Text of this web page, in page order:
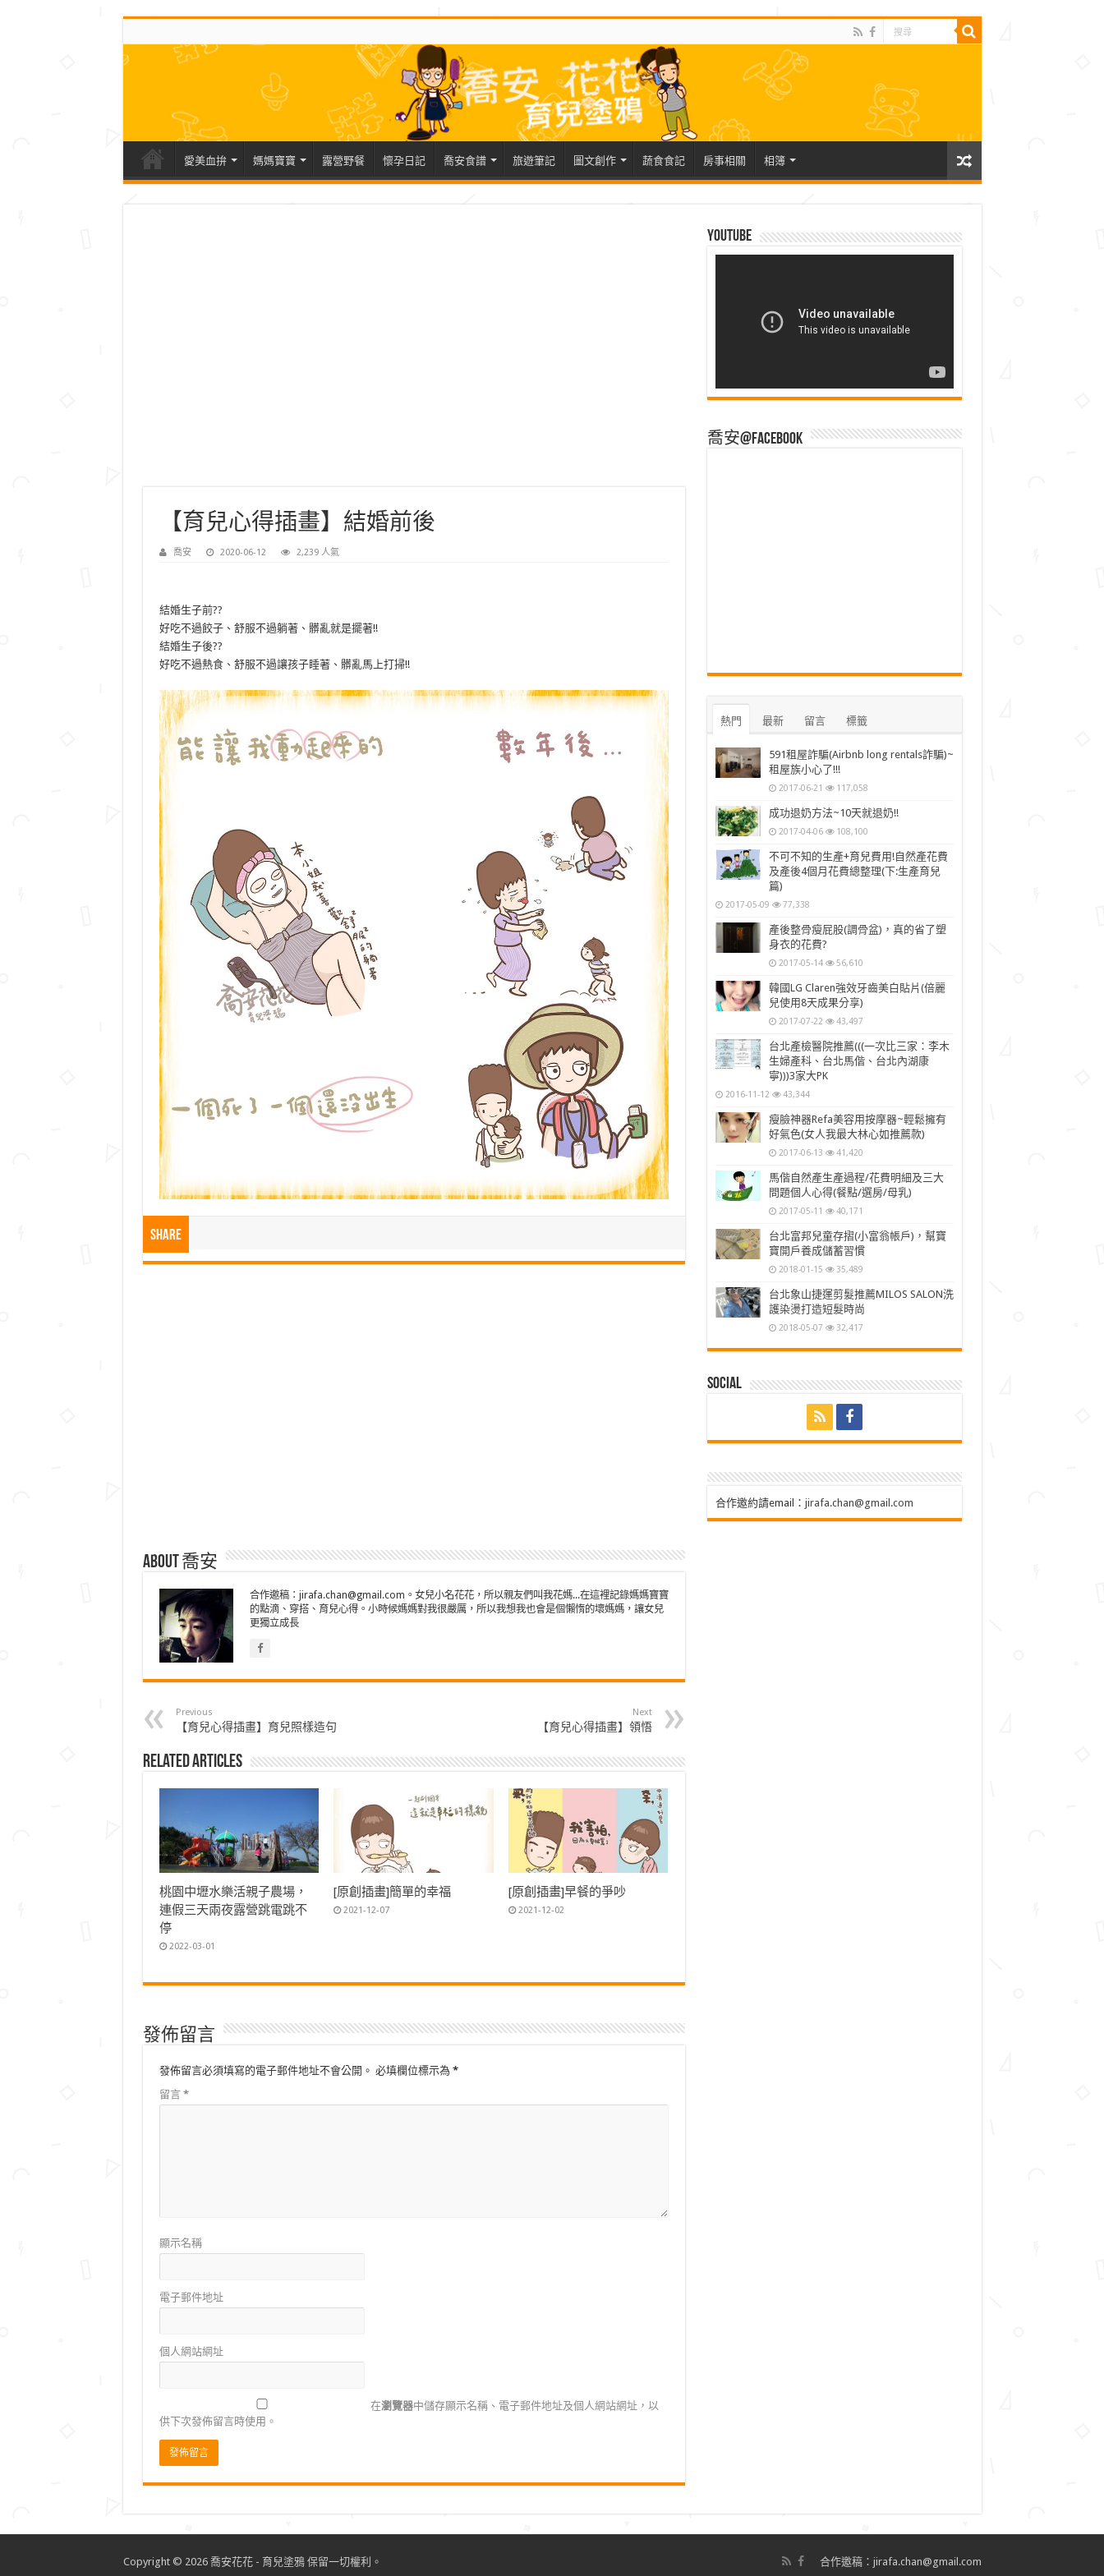
愛美血拚 媽媽寶寶 露營野餐 懷孕日記 喬安食譜 旅遊筆記 圖文創作 蔬食食記 房事相關 相簿
【育兒心得插畫】結婚前後
喬安 2020-06-12 2,239 人氣
結婚生子前??
好吃不過餃子、舒服不過躺著、髒亂就是擺著!!
結婚生子後??
好吃不過熱食、舒服不過讓孩子睡著、髒亂馬上打掃!!
Share
About 喬安
合作邀稿：jirafa.chan@gmail.com。女兒小名花花，所以親友們叫我花媽...在這裡記錄媽媽寶寶
的點滴、穿搭、育兒心得。小時候媽媽對我很嚴厲，所以我想我也會是個懶惰的壞媽媽，讓女兒
更獨立成長
Previous
【育兒心得插畫】育兒照樣造句
Next
【育兒心得插畫】領悟
Related Articles
桃園中壢水樂活親子農場，
連假三天兩夜露營跳電跳不
停
2022-03-01
[原創插畫]簡單的幸福
2021-12-07
[原創插畫]早餐的爭吵
2021-12-02
發佈留言
發佈留言必須填寫的電子郵件地址不會公開。 必填欄位標示為 *
留言 *
顯示名稱
電子郵件地址
個人網站網址
在瀏覽器中儲存顯示名稱、電子郵件地址及個人網站網址，以
供下次發佈留言時使用。
Youtube
喬安@Facebook
熱門 最新 留言 標籤
591租屋詐騙(Airbnb long rentals詐騙)~
租屋族小心了!!!
2017-06-21 117,058
成功退奶方法~10天就退奶!!
2017-04-06 108,100
不可不知的生產+育兒費用!自然產花費
及產後4個月花費總整理(下:生產育兒
篇)
2017-05-09 77,338
產後整骨瘦屁股(調骨盆)，真的省了塑
身衣的花費?
2017-05-14 56,610
韓國LG Claren強效牙齒美白貼片(倍麗
兒使用8天成果分享)
2017-07-22 43,497
台北產檢醫院推薦(((一次比三家：李木
生婦產科、台北馬偕、台北內湖康
寧)))3家大PK
2016-11-12 43,344
瘦臉神器Refa美容用按摩器~輕鬆擁有
好氣色(女人我最大林心如推薦款)
2017-06-13 41,420
馬偕自然產生產過程/花費明細及三大
問題個人心得(餐點/選房/母乳)
2017-05-11 40,171
台北富邦兒童存摺(小富翁帳戶)，幫寶
寶開戶養成儲蓄習慣
2018-01-15 35,489
台北象山捷運剪髮推薦MILOS SALON洗
護染燙打造短髮時尚
2018-05-07 32,417
Social
合作邀約請email： jirafa.chan@gmail.com
合作邀稿：jirafa.chan@gmail.com
Copyright © 2026 喬安花花 - 育兒塗鴉保留一切權利。